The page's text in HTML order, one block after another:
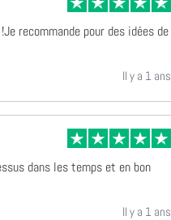
recommande pour des idées de
Il y a 1 ans
dans les temps et en bon
Il y a 1 ans